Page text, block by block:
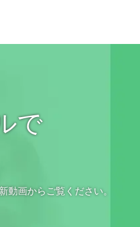
で
動画からご覧ください。